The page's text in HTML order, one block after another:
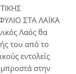
ΣΤΑ ΛΑΪΚΑ
Λαός θα
του από το
εντολείς
στην